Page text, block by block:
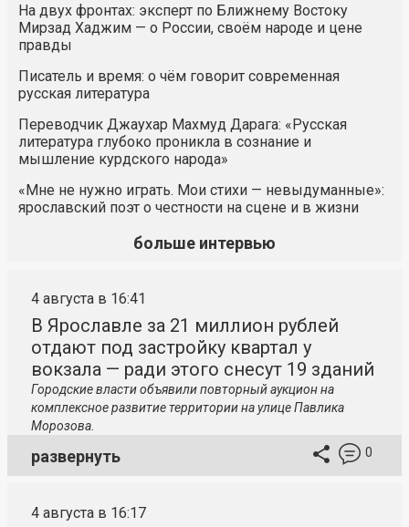
На двух фронтах: эксперт по Ближнему Востоку
Мирзад Хаджим — о России, своём народе и цене
правды
Писатель и время: о чём говорит современная
русская литература
Переводчик Джаухар Махмуд Дарага: «Русская
литература глубоко проникла в сознание и
мышление курдского народа»
«Мне не нужно играть. Мои стихи — невыдуманные»:
ярославский поэт о честности на сцене и в жизни
больше интервью
4 августа в 16:41
В Ярославле за 21 миллион рублей
отдают под застройку квартал у
вокзала — ради этого снесут 19 зданий
Городские власти объявили повторный аукцион на
комплексное развитие территории на улице Павлика
Морозова.
развернуть 0
4 августа в 16:17